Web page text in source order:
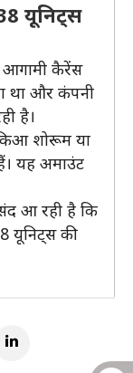
यूनिट्स
कैरेंस
था और कंपनी
है।
शोरूम या
यह अमाउंट
आ रही है कि
यूनिट्स की